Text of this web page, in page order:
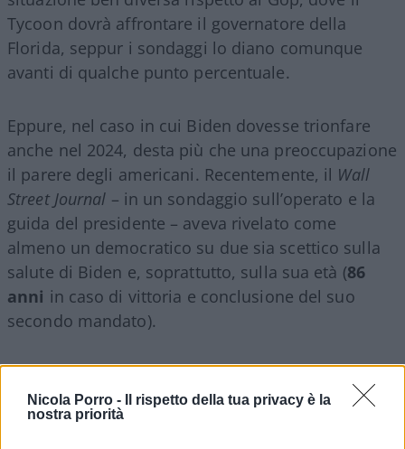
Nicola Porro -
Il rispetto della tua privacy è la
nostra priorità
Tycoon dovrà affrontare il governatore della
Florida, seppur i sondaggi lo diano comunque
avanti di qualche punto percentuale.
Eppure, nel caso in cui Biden dovesse trionfare
anche nel 2024, desta più che una preoccupazione
il parere degli americani. Recentemente, il Wall
Street Journal – in un sondaggio sull’operato e la
guida del presidente – aveva rivelato come
almeno un democratico su due sia scettico sulla
salute di Biden e, soprattutto, sulla sua età (86
anni in caso di vittoria e conclusione del suo
secondo mandato).
Impegni limitati